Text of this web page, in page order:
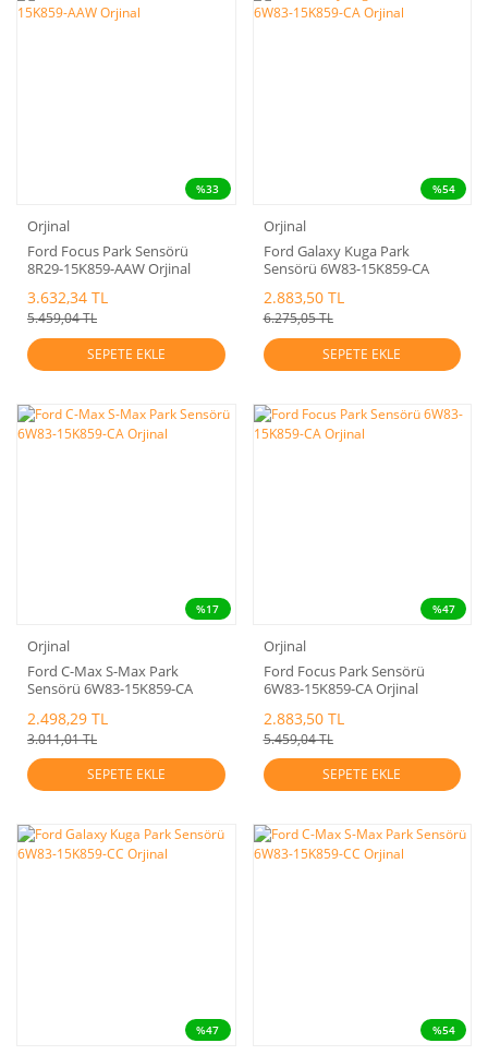
%33
Orjinal
Ford Focus Park Sensörü
8R29-15K859-AAW Orjinal
3.632,34 TL
5.459,04 TL
SEPETE EKLE
%54
Orjinal
Ford Galaxy Kuga Park
Sensörü 6W83-15K859-CA
2.883,50 TL
6.275,05 TL
SEPETE EKLE
%17
Orjinal
Ford C-Max S-Max Park
Sensörü 6W83-15K859-CA
2.498,29 TL
3.011,01 TL
SEPETE EKLE
%47
Orjinal
Ford Focus Park Sensörü
6W83-15K859-CA Orjinal
2.883,50 TL
5.459,04 TL
SEPETE EKLE
%47 %54